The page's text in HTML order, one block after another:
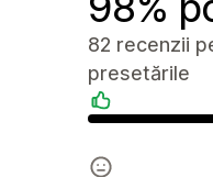
82 recenzii
presetările
Recenzii